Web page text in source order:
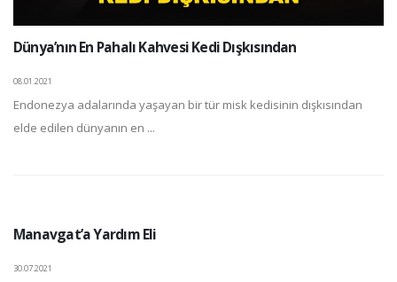
Dünya’nın En Pahalı Kahvesi Kedi Dışkısından
08.01.2021
Endonezya adalarında yaşayan bir tür misk kedisinin dışkısından
elde edilen dünyanın en ...
Manavgat’a Yardım Eli
30.07.2021